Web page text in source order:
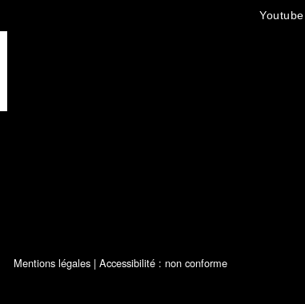
Youtube
Mentions légales| Accessibilité : non conforme